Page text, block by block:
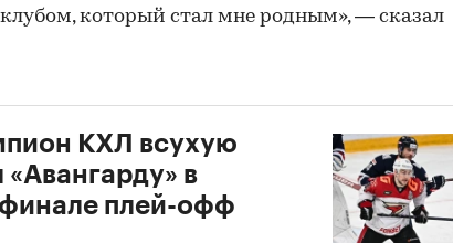
который стал мне родным», — сказал
КХЛ всухую
«Авангарду» в
плей-офф